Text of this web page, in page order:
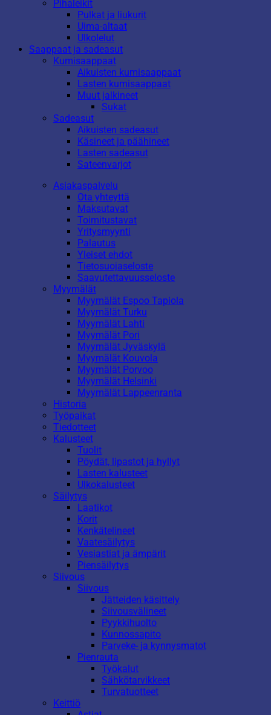
Pihaleikit
Pulkat ja liukurit
Uima-altaat
Ulkolelut
Saappaat ja sadeasut
Kumisaappaat
Aikuisten kumisaappaat
Lasten kumisaappaat
Muut jalkineet
Sukat
Sadeasut
Aikuisten sadeasut
Käsineet ja päähineet
Lasten sadeasut
Sateenvarjot
Asiakaspalvelu
Ota yhteyttä
Maksutavat
Toimitustavat
Yritysmyynti
Palautus
Yleiset ehdot
Tietosuojaseloste
Saavutettavuusseloste
Myymälät
Myymälät Espoo Tapiola
Myymälät Turku
Myymälät Lahti
Myymälät Pori
Myymälät Jyväskylä
Myymälät Kouvola
Myymälät Porvoo
Myymälät Helsinki
Myymälät Lappeenranta
Historia
Työpaikat
Tiedotteet
Kalusteet
Tuolit
Pöydät, lipastot ja hyllyt
Lasten kalusteet
Ulkokalusteet
Säilytys
Laatikot
Korit
Kenkätelineet
Vaatesäilytys
Vesiastiat ja ämpärit
Piensäilytys
Siivous
Siivous
Jätteiden käsittely
Siivousvälineet
Pyykkihuolto
Kunnossapito
Parveke- ja kynnysmatot
Pienrauta
Työkalut
Sähkötarvikkeet
Turvatuotteet
Keittiö